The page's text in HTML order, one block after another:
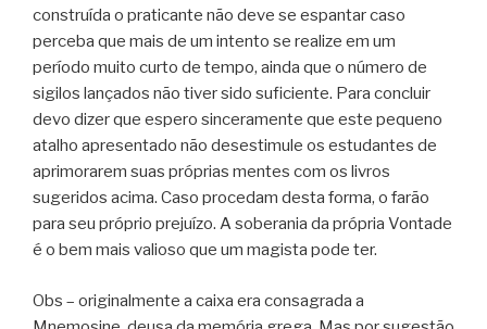
construída o praticante não deve se espantar caso
perceba que mais de um intento se realize em um
período muito curto de tempo, ainda que o número de
sigilos lançados não tiver sido suficiente. Para concluir
devo dizer que espero sinceramente que este pequeno
atalho apresentado não desestimule os estudantes de
aprimorarem suas próprias mentes com os livros
sugeridos acima. Caso procedam desta forma, o farão
para seu próprio prejuízo. A soberania da própria Vontade
é o bem mais valioso que um magista pode ter.
Obs – originalmente a caixa era consagrada a